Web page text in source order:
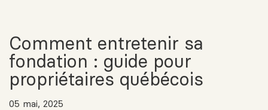
Comment entretenir sa
fondation : guide pour
propriétaires québécois
05 mai, 2025